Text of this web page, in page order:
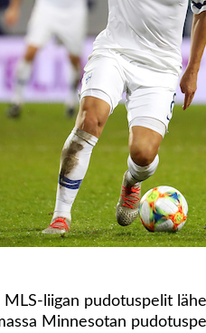
MLS-liigan pudotuspelit
Minnesotan